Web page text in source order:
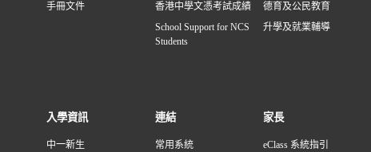
手冊文件
香港中學文憑考試成績
School Support for NCS
Students
德育及公民教育
升學及就業輔導
入學資訊
中一新生
連結
常用系統
家長
eClass 系統指引